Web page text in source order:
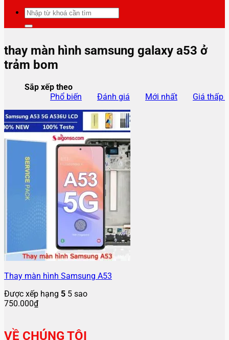
Tìm
kiếm:
thay màn hình samsung galaxy a53 ở
trảm bom
Sắp xếp theo
Phổ biến
Đánh giá Mới nhất Giá thấp
Thay màn hình Samsung A53
Được xếp hạng 5 5 sao
750.000₫
VỀ CHÚNG TÔI